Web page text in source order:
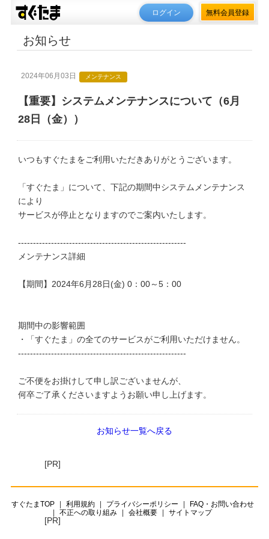
ログイン 無料会員登録
お知らせ
2024年06月03日 メンテナンス
【重要】システムメンテナンスについて（6月
28日（金））
いつもすぐたまをご利用いただきありがとうございます。
「すぐたま」について、下記の期間中システムメンテナンス
により
サービスが停止となりますのでご案内いたします。
--------------------------------------------------------
メンテナンス詳細
【期間】2024年6月28日(金) 0：00～5：00
期間中の影響範囲
・「すぐたま」の全てのサービスがご利用いただけません。
--------------------------------------------------------
ご不便をお掛けして申し訳ございませんが、
何卒ご了承くださいますようお願い申し上げます。
お知らせ一覧へ戻る
[PR]
すぐたまTOP 利用規約 プライバシーポリシー
FAQ・お問い合わせ
不正への取り組み
会社概要 サイトマップ
[PR]